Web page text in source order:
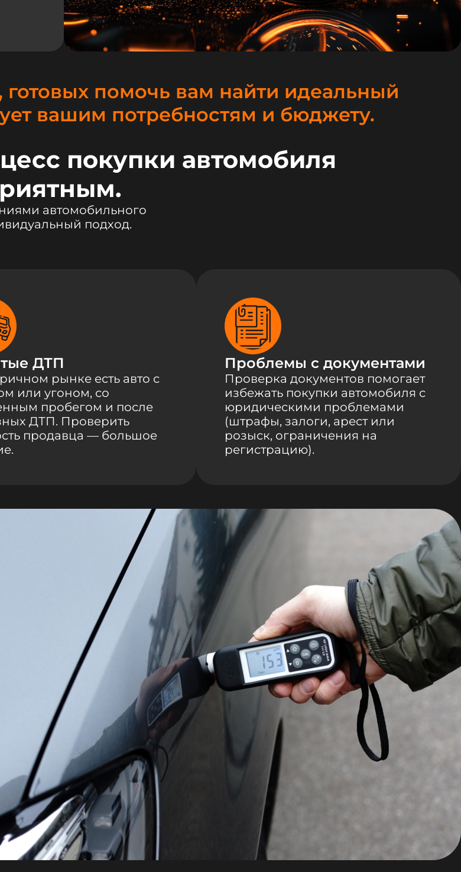
помочь вам найти идеальный
вашим потребностям и бюджету.
покупки автомобиля
автомобильного
подход.
ДТП
рынке есть авто с
или угоном, со
пробегом и после
ДТП. Проверить
продавца — большое
Проблемы с документами
Проверка документов помогает
избежать покупки автомобиля с
юридическими проблемами
(штрафы, залоги, арест или
розыск, ограничения на
регистрацию).